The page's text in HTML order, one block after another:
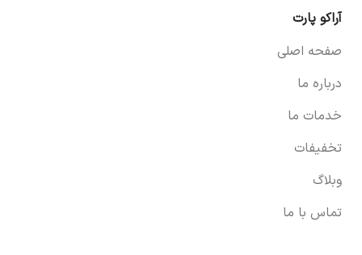
آراکو پارت
صفحه اصلی
درباره ما
خدمات ما
تخفیفات
وبلاگ
تماس با ما